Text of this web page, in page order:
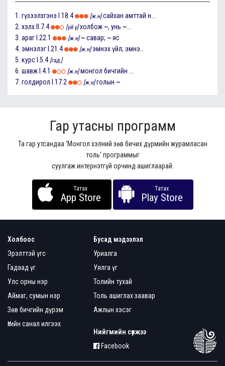
1. гүзээлзгэнэ I.18.4 [ж.н] сайхан амттай н...
2. хэлх II.7.4 [үй.ү] холбож ~, унь ~...
3. араг I.22.1 [ж.н] ~ савар; ~ яс
4. эмнэлэг I.21.4 [ж.н] эмнэх үйл; эмнэ...
5. курс I.5.4 [гад.]
6. шавж I.4.1 [ж.н] монгол бичгийн ...
7. голдирол I.17.2 [ж.н] голын ~
Гар утасны программ
Та гар утсандаа ‘Монгол хэлний зөв бичих дүрмийн журамласан
толь’ программыг
суулгаж интернэтгүй орчинд ашиглаарай.
Татах
App Store
Татах
Play Store
Холбоос
Эрэлттэй үгс
Гадаад үг
Улс орны нэр
Аймаг, сумын нэр
Зөв бичгийн дүрэм
Үгийн санал илгээх
Бусад мэдээлэл
Уриалга
Уялга үг
Толийн тухай
Толь ашиглах заавар
Ажлын хэсэг
Нийгмийн сүлжээ
Facebook